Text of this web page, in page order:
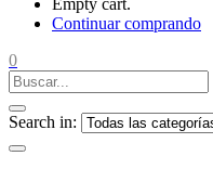
Empty cart.
Continuar comprando
0
Search in: